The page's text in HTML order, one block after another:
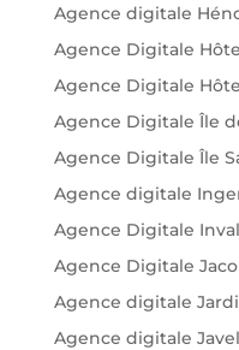
Agence digitale
Agence Digitale
Agence Digitale
Agence Digitale Île
Agence Digitale Île
Agence digitale
Agence Digitale
Agence Digitale
Agence digitale
Agence digitale Javel